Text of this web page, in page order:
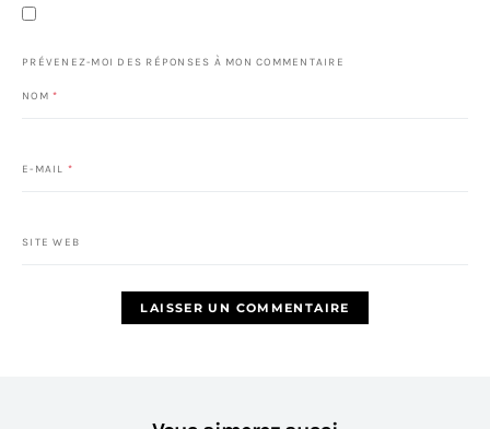
PRÉVENEZ-MOI DES RÉPONSES À MON COMMENTAIRE
NOM *
E-MAIL *
SITE WEB